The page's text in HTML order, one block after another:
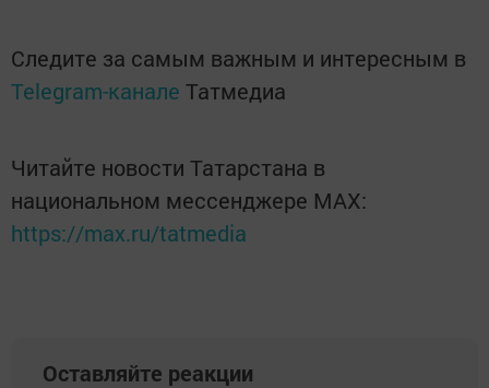
Следите за самым важным и интересным в
Telegram-канале Татмедиа
Читайте новости Татарстана в
национальном мессенджере MАХ:
https://max.ru/tatmedia
Оставляйте реакции